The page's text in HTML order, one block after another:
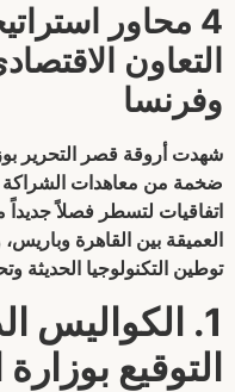
4 محاور
التعاون
وفرنسا
شهدت أروقة قصر التحرير
ضخمة من معاهدات الشراكة
اتفاقيات لتسطر فصلاً جديداً
العميقة بين القاهرة
توطين التكنولوجيا الحديثة
1. الكواليس
التوقيع